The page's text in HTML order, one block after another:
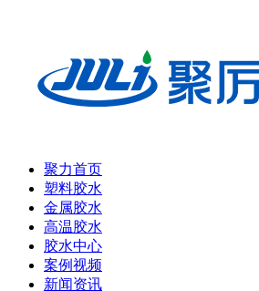
聚力首页
塑料胶水
金属胶水
高温胶水
胶水中心
案例视频
新闻资讯